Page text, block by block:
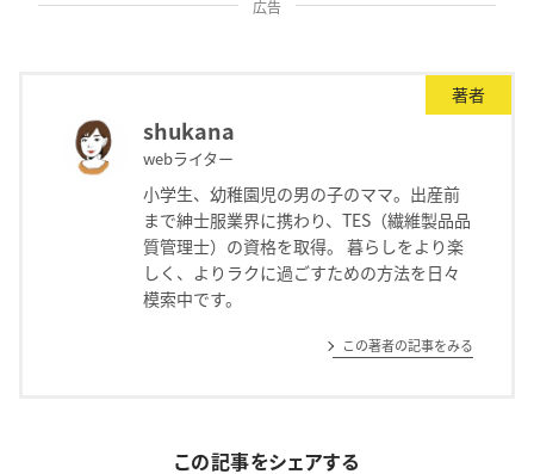
広告
著者
shukana
webライター
小学生、幼稚園児の男の子のママ。出産前
まで紳士服業界に携わり、TES（繊維製品品
質管理士）の資格を取得。 暮らしをより楽
しく、よりラクに過ごすための方法を日々
模索中です。
この著者の記事をみる
この記事をシェアする